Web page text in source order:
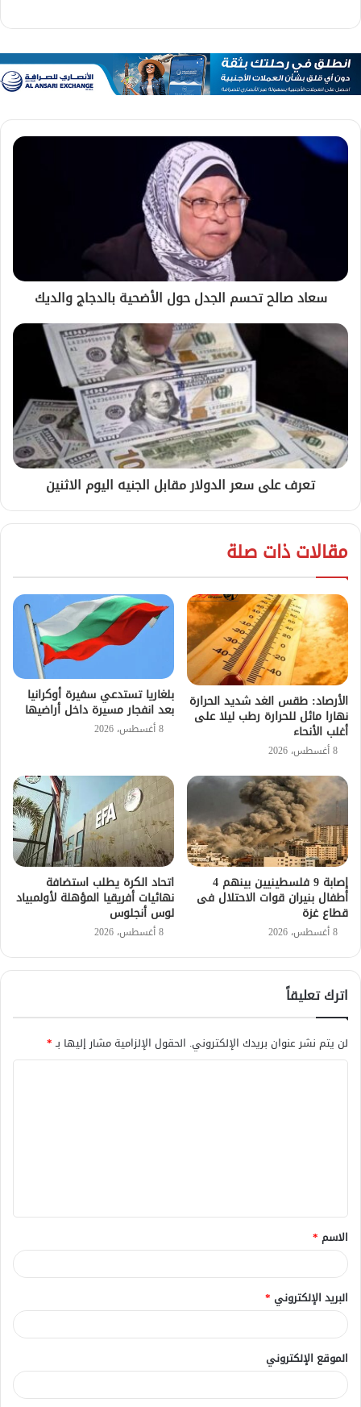
سعاد صالح تحسم الجدل حول الأضحية بالدجاج والديك
تعرف على سعر الدولار مقابل الجنيه اليوم الاثنين
مقالات ذات صلة
الأرصاد: طقس الغد شديد الحرارة
نهارا مائل للحرارة رطب ليلا على
أغلب الأنحاء
8 أغسطس، 2026
بلغاريا تستدعي سفيرة أوكرانيا
بعد انفجار مسيرة داخل أراضيها
8 أغسطس، 2026
إصابة 9 فلسطينيين بينهم 4
أطفال بنيران قوات الاحتلال فى
قطاع غزة
8 أغسطس، 2026
اتحاد الكرة يطلب استضافة
نهائيات أفريقيا المؤهلة لأولمبياد
لوس أنجلوس
8 أغسطس، 2026
اترك تعليقاً
لن يتم نشر عنوان بريدك الإلكتروني. الحقول الإلزامية مشار إليها بـ*
ق
*
الاسم *
البريد الإلكتروني *
الموقع الإلكتروني